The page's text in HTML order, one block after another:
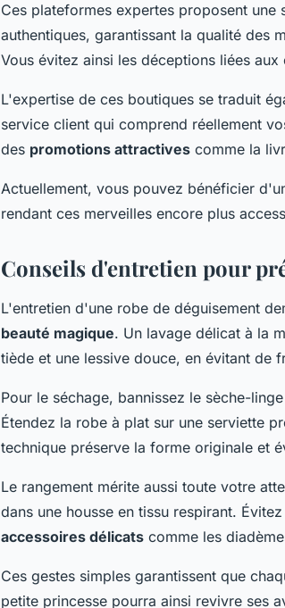
Ces plateformes expertes proposent une
authentiques, garantissant la qualité des
Vous évitez ainsi les déceptions liées
L'expertise de ces boutiques se traduit
service client qui comprend réellement
des promotions attractives comme la
Actuellement, vous pouvez bénéficier
rendant ces merveilles encore plus
Conseils d'entretien pour
L'entretien d'une robe de déguisement
beauté magique. Un lavage délicat à la
tiède et une lessive douce, en évitant de
Pour le séchage, bannissez le sèche-
Étendez la robe à plat sur une serviette
technique préserve la forme originale et
Le rangement mérite aussi toute votre
dans une housse en tissu respirant.
accessoires délicats comme les
Ces gestes simples garantissent que
petite princesse pourra ainsi revivre ses